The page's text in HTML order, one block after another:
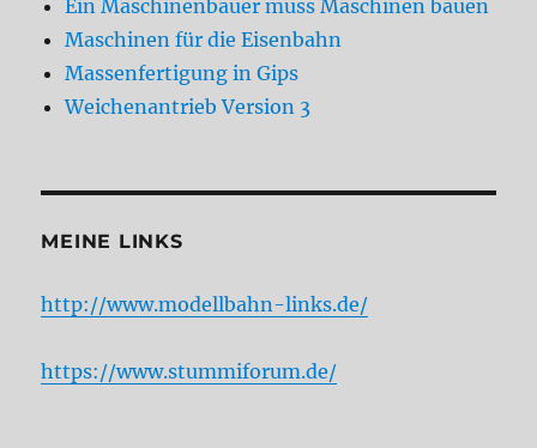
Ein Maschinenbauer muss Maschinen bauen
Maschinen für die Eisenbahn
Massenfertigung in Gips
Weichenantrieb Version 3
MEINE LINKS
http://www.modellbahn-links.de/
https://www.stummiforum.de/